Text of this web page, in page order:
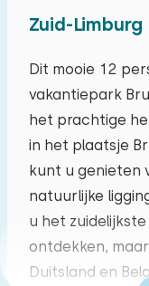
Zuid-Limburg
Dit mooie 12
vakantiepark
het prachtige
in het plaatsje
kunt u genieten
natuurlijke
u het
ontdekken,
Duitsland en
ma di
27 28
03 04
10 11
17 18